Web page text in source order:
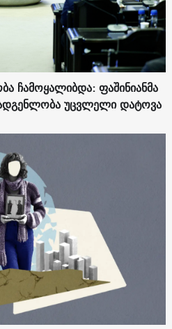
ჩამოყალიბდა: ფაშინიანმა
უცვლელი დატოვა